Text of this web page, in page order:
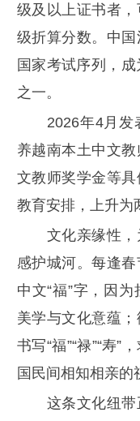
级及以上证书者
级折算分数。中
国家考试序列，
之一。
2026年4月发
养越南本土中文
文教师奖学金等
教育安排，上升为
文化亲缘性，
感护城河。每逢
中文“福”字，因
美学与文化意蕴
书写“福”“禄”“寿”
国民间相知相亲的
这条文化纽带